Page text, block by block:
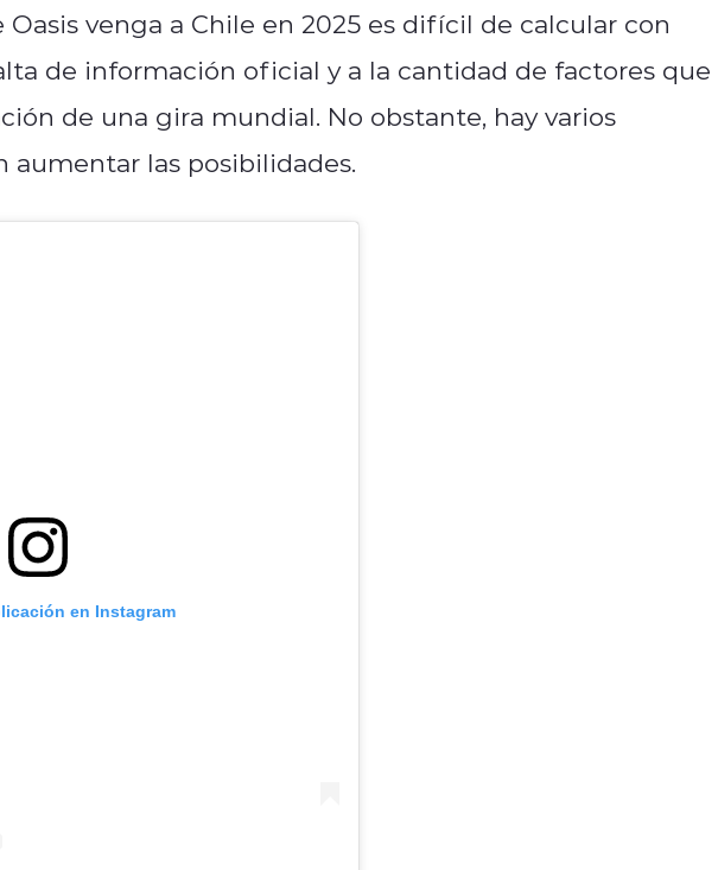
venga a Chile en 2025 es difícil de calcular con
de información oficial y a la cantidad de factores que
de una gira mundial. No obstante, hay varios
las posibilidades.
en Instagram